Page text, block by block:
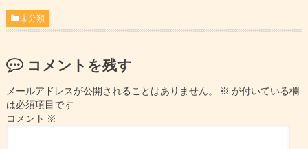
未分類
コメントを残す
メールアドレスが公開されることはありません。 ※ が付いている欄
は必須項目です
コメント ※